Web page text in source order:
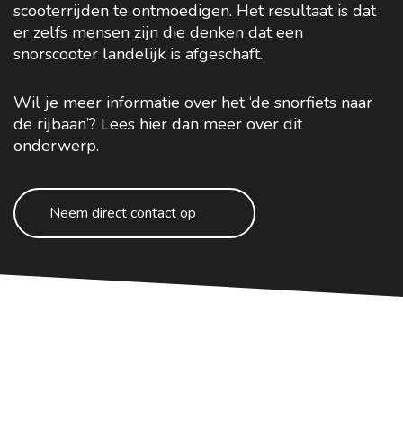
scooterrijden te ontmoedigen. Het resultaat is dat
er zelfs mensen zijn die denken dat een
snorscooter landelijk is afgeschaft.
Wil je meer informatie over het ‘de snorfiets naar
de rijbaan’? Lees hier dan meer over dit
onderwerp.
Neem direct contact op